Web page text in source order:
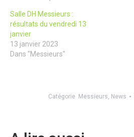
Salle DH Messieurs :
résultats du vendredi 13
janvier
13 janvier 2023
Dans "Messieurs"
Catégorie Messieurs News